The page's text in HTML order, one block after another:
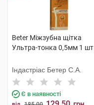
Beter Міжзубна щітка
Ультра-тонка 0,5мм 1 шт
Індастріас Бетер С.А.
Є в наявності